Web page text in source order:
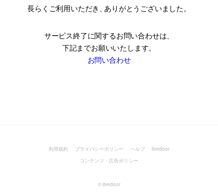
長らくご利用いただき ありがとうございました。
サービス終了に関するお問い合わせは、
下記までお願いいたします。
お問い合わせ
利用規約 プライバシーポリシー ヘルプ
livedoor
コンテンツ・広告ポリシー
© livedoor